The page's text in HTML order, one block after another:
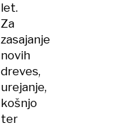
let.
Za
zasajanje
novih
dreves,
urejanje,
košnjo
ter